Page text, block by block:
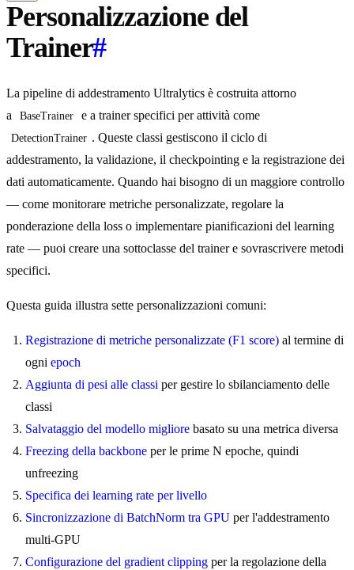
Personalizzazione del
Trainer#
La pipeline di addestramento Ultralytics è costruita attorno
a
BaseTrainer e a trainer specifici per attività come
DetectionTrainer . Queste classi gestiscono il ciclo di
addestramento, la validazione, il checkpointing e la registrazione dei
dati automaticamente. Quando hai bisogno di un maggiore controllo
— come monitorare metriche personalizzate, regolare la
ponderazione della loss o implementare pianificazioni del learning
rate — puoi creare una sottoclasse del trainer e sovrascrivere metodi
specifici.
Questa guida illustra sette personalizzazioni comuni:
Registrazione di metriche personalizzate (F1 score) al termine di
ogni epoch
Aggiunta di pesi alle classi per gestire lo sbilanciamento delle
classi
Salvataggio del modello migliore basato su una metrica diversa
Freezing della backbone per le prime N epoche, quindi
unfreezing
Specifica dei learning rate per livello
Sincronizzazione di BatchNorm tra GPU per l'addestramento
multi-GPU
Configurazione del gradient clipping per la regolazione della